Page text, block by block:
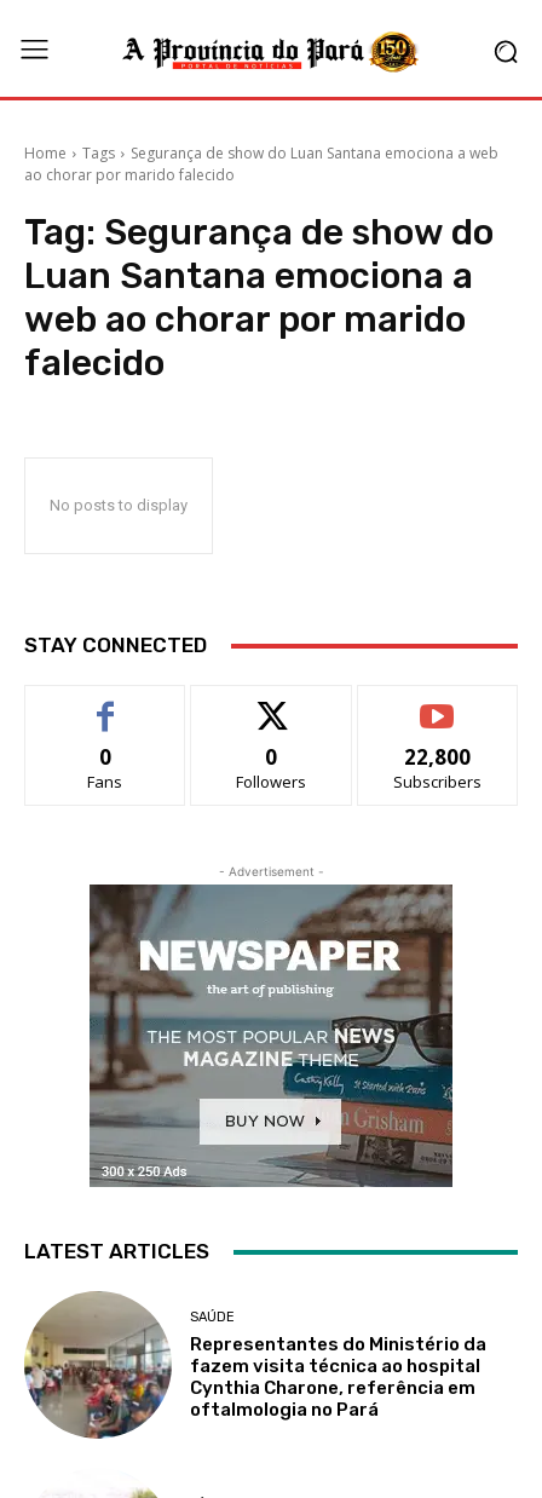
Home Tags
Segurança de show do Luan Santana emociona a web
ao chorar por marido falecido
Tag: Segurança de show do
Luan Santana emociona a
web ao chorar por marido
falecido
No posts to display
STAY CONNECTED
0
Fans
0
Followers
22,800
Subscribers
- Advertisement -
LATEST ARTICLES
SAÚDE
Representantes do Ministério da
fazem visita técnica ao hospital
Cynthia Charone, referência em
oftalmologia no Pará